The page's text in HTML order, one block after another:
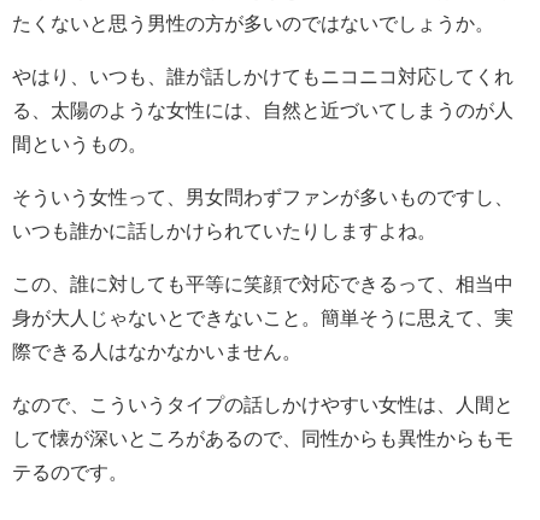
たくないと思う男性の方が多いのではないでしょうか。
やはり、いつも、誰が話しかけてもニコニコ対応してくれ
る、太陽のような女性には、自然と近づいてしまうのが人
間というもの。
そういう女性って、男女問わずファンが多いものですし、
いつも誰かに話しかけられていたりしますよね。
この、誰に対しても平等に笑顔で対応できるって、相当中
身が大人じゃないとできないこと。簡単そうに思えて、実
際できる人はなかなかいません。
なので、こういうタイプの話しかけやすい女性は、人間と
して懐が深いところがあるので、同性からも異性からもモ
テるのです。